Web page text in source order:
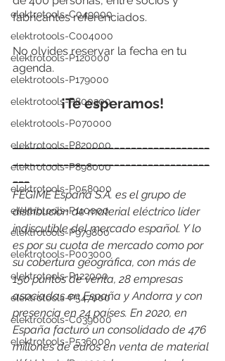
elektrotools-C049000
elektrotools-C004000
elektrotools-P120000
elektrotools-P179000
elektrotools-P800300
elektrotools-P070000
elektrotools-P820000
elektrotools-P898000
elektrotools-P058000
elektrotools-P110000
elektrotools-P979800
elektrotools-P003000
elektrotools-P122000
elektrotools-P547000
elektrotools-C039000
elektrotools-P536000
fabricantes referenciados.
No olvides reservar la fecha en tu
agenda.
¡Te esperamos!
___________________________________
___________________________________
FEGIME España S.A. es el grupo de
distribución de material eléctrico líder
indiscutible del mercado español. Y lo
es por su cuota de mercado como por
su cobertura geográfica, con más de
150 puntos de venta, 28 empresas
asociadas en España y Andorra y con
presencia en 24 países. En 2020, en
España facturó un consolidado de 476
millones de euros en venta de material